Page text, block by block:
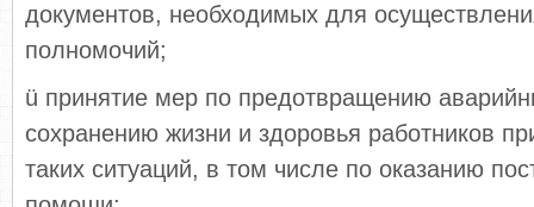
документов, необходимых для
полномочий;
ü принятие мер по предотвращению
сохранению жизни и здоровья работников
таких ситуаций, в том числе по оказанию